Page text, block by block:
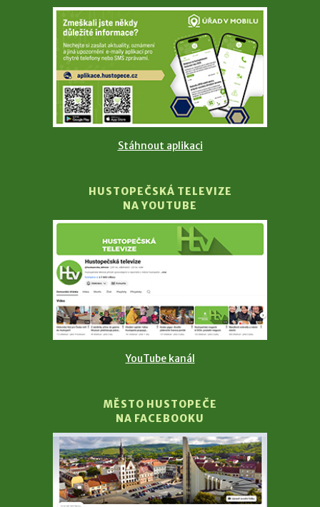
Stáhnout aplikaci
HUSTOPEČSKÁ TELEVIZE
NA YOUTUBE
YouTube kanál
MĚSTO HUSTOPEČE
NA FACEBOOKU